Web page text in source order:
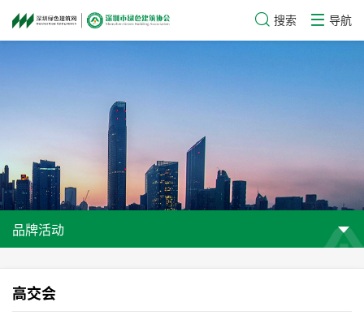
搜索 导航
品牌活动
高交会